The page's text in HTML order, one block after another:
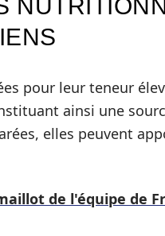
pour leur teneur
ainsi une
elles peuvent
de l'équipe de